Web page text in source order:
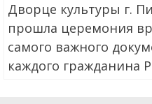
Дворце культуры г.
прошла церемония
самого важного
каждого гражданина